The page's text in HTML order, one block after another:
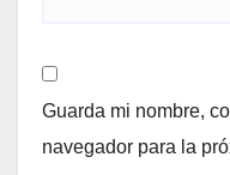
Guarda mi nombre,
navegador para la